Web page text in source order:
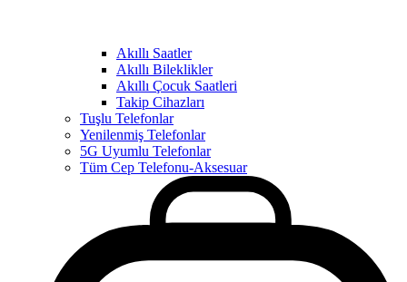
Akıllı Saatler
Akıllı Bileklikler
Akıllı Çocuk Saatleri
Takip Cihazları
Tuşlu Telefonlar
Yenilenmiş Telefonlar
5G Uyumlu Telefonlar
Tüm Cep Telefonu-Aksesuar